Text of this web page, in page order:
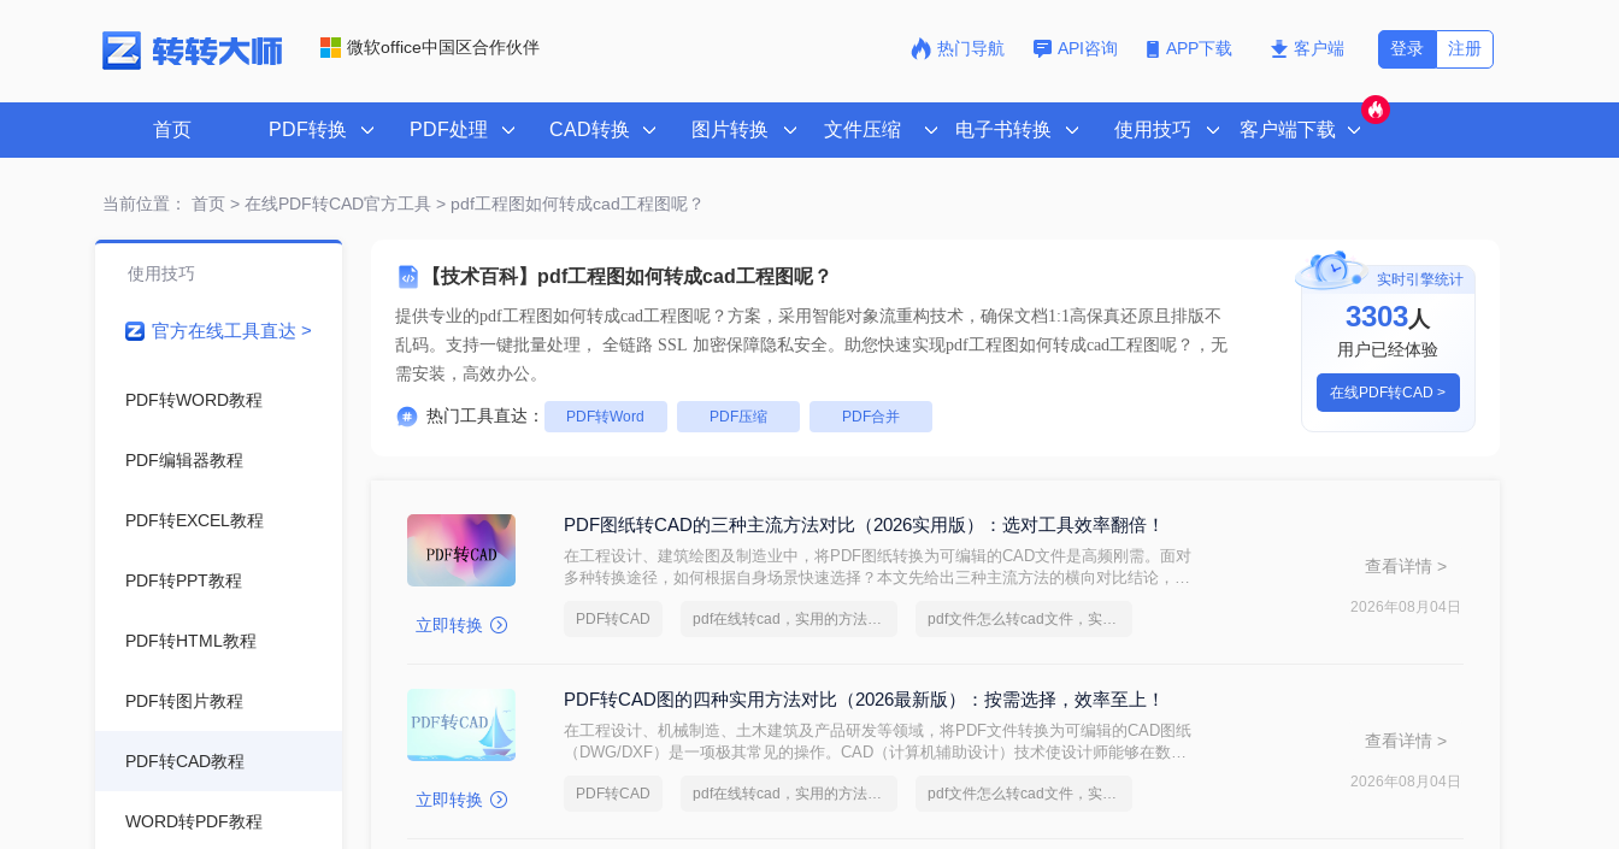
微软office中国区合作伙伴 热门导航 API咨询 APP下载 客户端 注册
登录
首页 PDF转换 PDF处理 CAD转换 图片转换 文件压缩 电子书转换 使用技巧 客户端下载
当前位置： 首页> 在线PDF转CAD官方工具> pdf工程图如何转成cad工程图呢？
【技术百科】pdf工程图如何转成cad工程图呢？
提供专业的pdf工程图如何转成cad工程图呢？ 方案，采用智能对象流重构技术，确保文档1:1高保真还原且排版不
乱码。支持一键批量处理， 全链路 SSL 加密保障隐私安全。助您快速实现pdf工程图如何转成cad工程图呢？ ，无
需安装，高效办公。
热门工具直达： PDF转Word PDF压缩 PDF合并
实时引擎统计
3306人
用户已经体验
在线PDF转CAD >
使用技巧
官方在线工具直达 >
PDF转WORD教程
PDF编辑器教程
PDF转EXCEL教程
PDF转PPT教程
PDF转HTML教程
PDF转图片教程
PDF转CAD教程
WORD转PDF教程
立即转换
PDF图纸转CAD的三种主流方法对比（2026实用版）：选对工具效率翻倍！
在工程设计、建筑绘图及制造业中，将PDF图纸转换为可编辑的CAD文件是高频刚需。面对
多种转换途径，如何根据自身场景快速选择？本文先给出三种主流方法的横向对比结论，再
PDF转CAD pdf在线转cad，实用的方法来了 pdf文件怎么转cad文件，实用方法不要错过
查看详情 >
2026年08月04日
立即转换
PDF转CAD图的四种实用方法对比（2026最新版）：按需选择，效率至上！
在工程设计、机械制造、土木建筑及产品研发等领域，将PDF文件转换为可编辑的CAD图纸
（DWG/DXF）是一项极其常见的操作。CAD（计算机辅助设计）技术使设计师能够在数字
面对不同格式、不同复杂度的PDF图纸，如何选择最合适的转换方式，直接影响工作效率和
PDF转CAD pdf在线转cad，实用的方法来了 pdf文件怎么转cad文件，实用方法不要错过
查看详情 >
2026年08月04日